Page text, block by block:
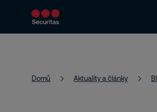
Bezpečnostní řešení
Domů Aktuality a články